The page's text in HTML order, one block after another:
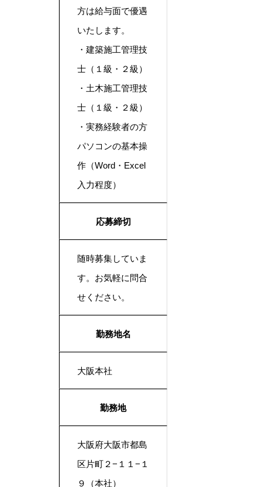
方は給与面で優遇
いたします。
・建築施工管理技
士（１級・２級）
・土木施工管理技
士（１級・２級）
・実務経験者の方
パソコンの基本操
作（Word・Excel
入力程度）
応募締切
随時募集していま
す。お気軽に問合
せください。
勤務地名
大阪本社
勤務地
大阪府大阪市都島
区片町２−１１−１
９（本社）